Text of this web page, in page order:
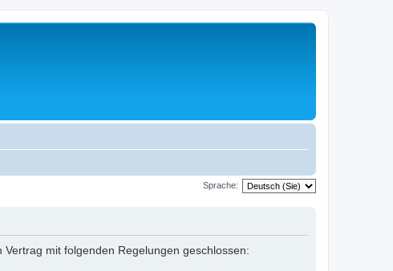
Sprache:
mit folgenden Regelungen geschlossen: